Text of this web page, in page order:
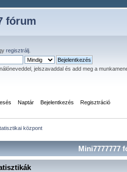
fórum
regisztrálj
jelszavaddal és add meg a
Naptár Bejelentkezés Regisztráció
központ
Mini7777777